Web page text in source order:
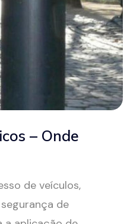
– Onde
de veículos,
de